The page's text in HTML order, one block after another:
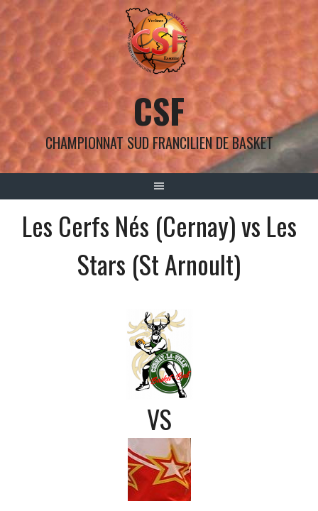
Aller
au
CSF
CHAMPIONNAT SUD FRANCILIEN DE BASKET
Les Cerfs Nés (Cernay) vs Les
Stars (St Arnoult)
VS